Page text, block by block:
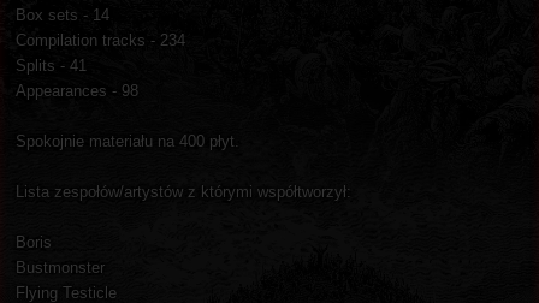
Box sets - 14
Compilation tracks - 234
Splits - 41
Appearances - 98
Spokojnie materiału na 400 płyt.
Lista zespołów/artystów z którymi współtworzył:
Boris
Bustmonster
Flying Testicle